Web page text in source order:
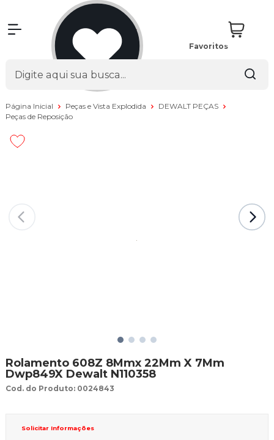
Favoritos
Página Inicial Peças e Vista Explodida
DEWALT PEÇAS
Peças de Reposição
Rolamento 608Z 8Mmx 22Mm X 7Mm
Dwp849X Dewalt N110358
Cod. do Produto: 0024843
Solicitar Informações